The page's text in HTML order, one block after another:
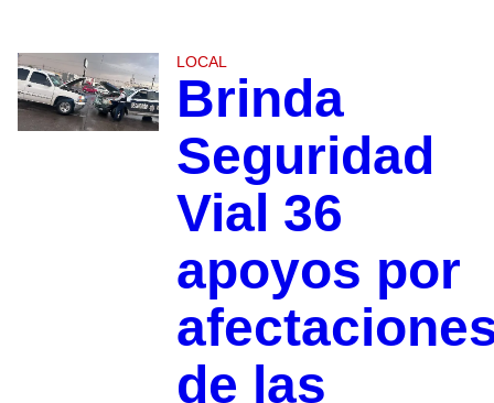
LOCAL
Brinda
Seguridad
Vial 36
apoyos por
de las